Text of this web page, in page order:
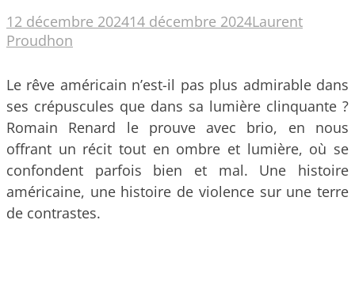
12 décembre 202414 décembre 2024Laurent
Proudhon
Le rêve américain n’est-il pas plus admirable dans
ses crépuscules que dans sa lumière clinquante ?
Romain Renard le prouve avec brio, en nous
offrant un récit tout en ombre et lumière, où se
confondent parfois bien et mal. Une histoire
américaine, une histoire de violence sur une terre
de contrastes.